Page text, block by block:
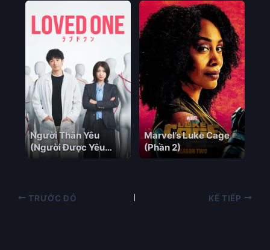
Người Thân Yêu
(Người Được Yêu
Thương)
Marvel’s Luke Cage
(Phần 2)
TRƯỚC ĐÓ KẾ TIẾP